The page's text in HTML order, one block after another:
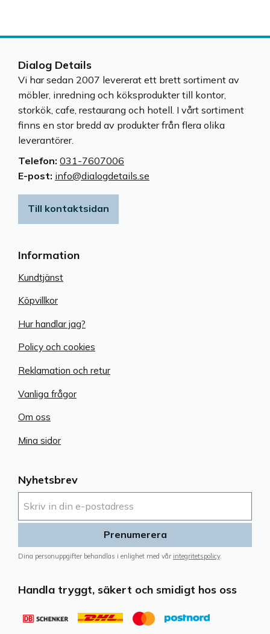
Nyhetsbrev
Prenumerera
Dina personuppgifter behandlas i enlighet med vår integritetspolicy.
Handla tryggt, säkert och smidigt hos oss
Information
Kundtjänst
Köpvillkor
Hur handlar jag?
Policy och cookies
Reklamation och retur
Vanliga frågor
Om oss
Mina sidor
Dialog Details
Vi har sedan 2007 levererat ett brett sortiment av
möbler, inredning och köksprodukter till kontor,
storkök, cafe, restaurang och hotell. I vårt sortiment
finns en stor bredd av produkter från flera olika
leverantörer.
Telefon: 031-7607006
E-post: info@dialogdetails.se
Till kontaktsidan